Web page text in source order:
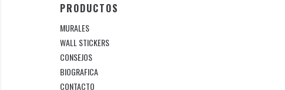
PRODUCTOS
MURALES
WALL STICKERS
CONSEJOS
BIOGRAFICA
CONTACTO